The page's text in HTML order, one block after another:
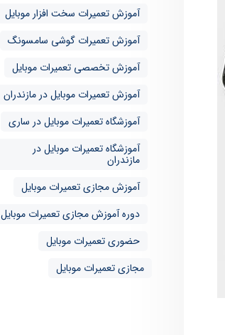
آموزش تعمیرات سخت افزار موبایل
آموزش تعمیرات گوشی سامسونگ
آموزش تخصصی تعمیرات موبایل
آموزش تعمیرات موبایل در مازندران
آموزشگاه تعمیرات موبایل در ساری
آموزشگاه تعمیرات موبایل در
مازندران
آموزش مجازی تعمیرات موبایل
دوره آموزش مجازی تعمیرات موبایل
حضوری تعمیرات موبایل
مجازی تعمیرات موبایل